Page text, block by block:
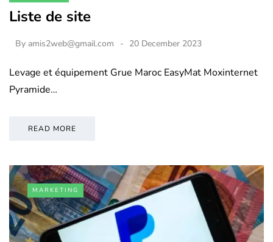
Liste de site
By amis2web@gmail.com 20 December 2023
Levage et équipement Grue Maroc EasyMat Moxinternet
Pyramide…
READ MORE
MARKETING